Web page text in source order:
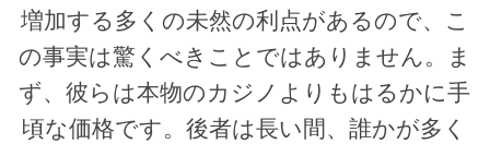
増加する多くの未然の利点があるので、こ
の事実は驚くべきことではありません。ま
ず、彼らは本物のカジノよりもはるかに手
頃な価格です。後者は長い間、誰かが多く